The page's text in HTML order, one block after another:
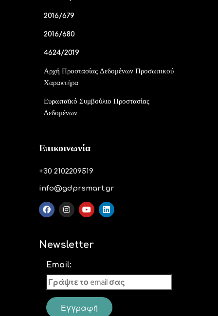
2016/679
2016/680
4624/2019
Αρχή Προστασίας Δεδομένων Προσωπικού
Χαρακτήρα
Ευρωπαϊκό Συμβούλιο Προστασίας
Δεδομένων
Επικοινωνία
+30 2102209519
info@gdprsmart.gr
Newsletter
Email: